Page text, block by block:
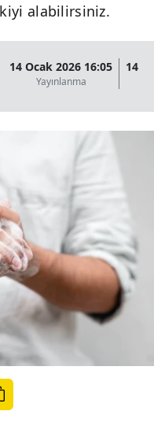
alabilirsiniz.
14 Ocak 2026 16:05
Yayınlanma
14